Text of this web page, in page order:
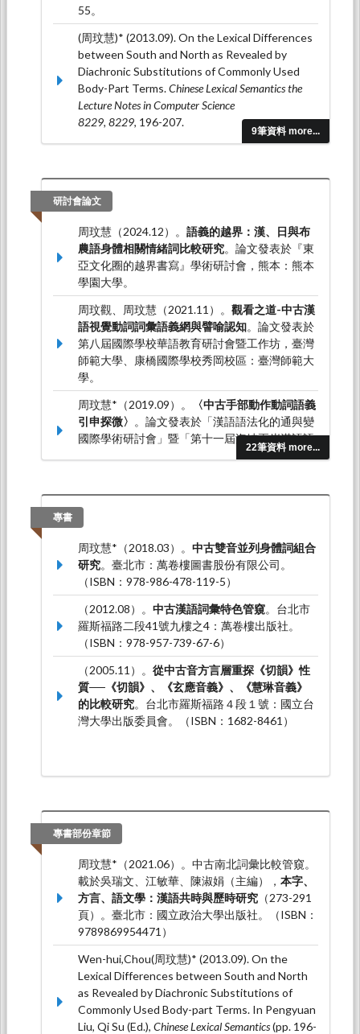
9筆資料 more...
55。
(周玟慧)* (2013.09). On the Lexical Differences
between South and North as Revealed by
Diachronic Substitutions of Commonly Used
Body-Part Terms.Chinese Lexical Semantics the
Lecture Notes in Computer Science
8229, 8229, 196-207.
周玟慧（2012.12）。〈南言北語－《史記》、
比較研究〉。《歷史語言學研究》，5，35-47。
周玟慧（2012.08）。從「眼」「目」歷時更替
論南北朝通語異同。
中國語言學集刊，6
（1），
25-45。
研討會論文
22筆資料 more...
周玟慧（2024.12）。 語義的越界：漢、日與布
農語身體相關情緒詞比較研究。論文發表於『東
亞文化圈的越界書寫』學術研討會，熊本：熊本
學園大學。
周玟觀、周玟慧（2021.11）。 觀看之道-中古漢
語視覺動詞詞彙語義網與譬喻認知。論文發表於
第八屆國際學校華語教育研討會暨工作坊，臺灣
師範大學、康橋國際學校秀岡校區：臺灣師範大
學。
周玟慧*（2019.09）。
〈中古手部動作動詞語義
引申探微〉 。論文發表於「漢語語法化的通與變
國際學術研討會」暨「第十一屆海峽兩岸漢語語
法史研討會」，台北師大：師大國文系。
文發表於第七屆漢學與東亞文化國際學術研討會
周玟慧*（2017.10）。〈六朝南北詞彙更替類型
研究〉。論文發表於海峽兩岸漢語語法史學術研
討會，溫州：溫州溫州大學人文學院。
專書
周玟慧*（2018.03）。 中古雙音並列身體詞組合
研究。臺北市：萬卷樓圖書股份有限公司。
（ISBN：978-986-478-119-5）
（2012.08）。 中古漢語詞彙特色管窺。台北市
羅斯福路二段41號九樓之4：萬卷樓出版社。
（ISBN：978-957-739-67-6）
（2005.11）。 從中古音方言層重探《切韻》性
質──《切韻》、《玄應音義》、《慧琳音義》
的比較研究。台北市羅斯福路４段１號：國立台
灣大學出版委員會。（ISBN：1682-8461）
專書部份章節
周玟慧*（2021.06）。中古南北詞彙比較管窺。
載於吳瑞文、江敏華、陳淑娟（主編）， 本字、
方言、語文學：漢語共時與歷時研究 （273-291
頁）。臺北市：國立政治大學出版社。（ISBN：
9789869954471）
Wen-hui,Chou(周玟慧)* (2013.09). On the
Lexical Differences between South and North
as Revealed by Diachronic Substitutions of
Commonly Used Body-part Terms. In Pengyuan
Liu, Qi Su (Ed.), Chinese Lexical Semantics(pp. 196-